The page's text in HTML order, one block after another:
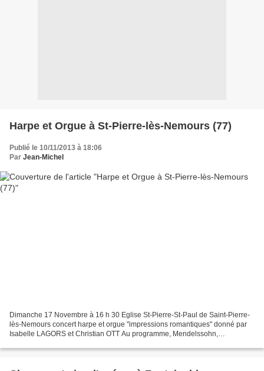
Harpe et Orgue à St-Pierre-lès-Nemours (77)
Publié le 10/11/2013 à 18:06
Par Jean-Michel
Dimanche 17 Novembre à 16 h 30 Eglise St-Pierre-St-Paul de Saint-Pierre-
lès-Nemours concert harpe et orgue "impressions romantiques" donné par
Isabelle LAGORS et Christian OTT Au programme, Mendelssohn,
christianott.fr/...